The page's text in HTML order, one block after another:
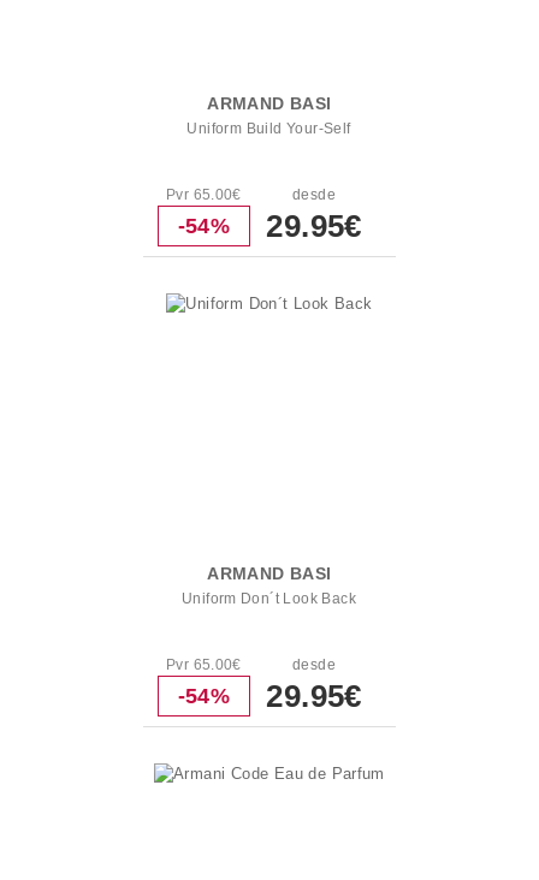
ARMAND BASI
Uniform Build Your-Self
Pvr 65.00€
-54%
desde
29.95€
ARMAND BASI
Uniform Don´t Look Back
Pvr 65.00€
-54%
desde
29.95€